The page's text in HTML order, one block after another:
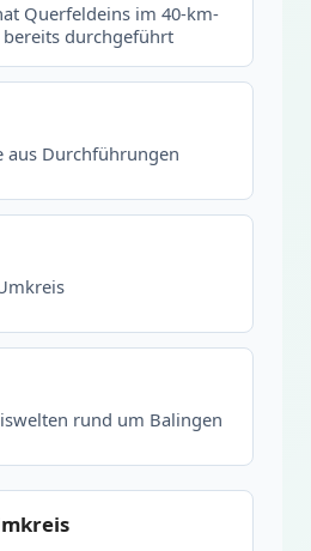
Querfeldeins im 40-km-
bereits durchgeführt
aus Durchführungen
rund um Balingen